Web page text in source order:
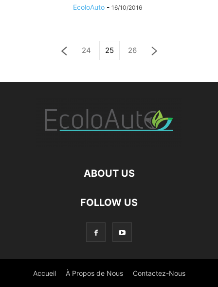
EcoloAuto - 16/10/2016
24 25 26
ABOUT US
FOLLOW US
Accueil À Propos de Nous Contactez-Nous